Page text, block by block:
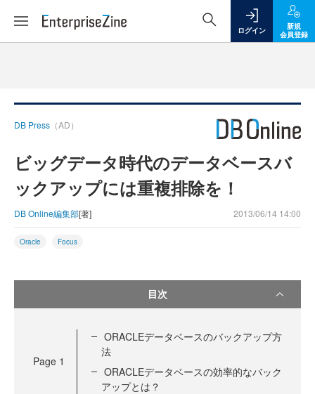
ログイン
新規
会員登録
DB Press （AD）
ビッグデータ時代のデータベースバ
ックアップには重複排除を！
DB Online編集部[著] 2013/06/14 14:00
Oracle Focus
目次
Page 1
ORACLEデータベースのバックアップ方
法
ORACLEデータベースの効率的なバック
アップとは？